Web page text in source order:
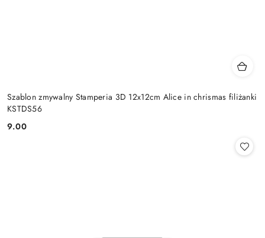
Szablon zmywalny Stamperia 3D 12x12cm Alice in chrismas filiżanki
KSTDS56
Cena:
9.00